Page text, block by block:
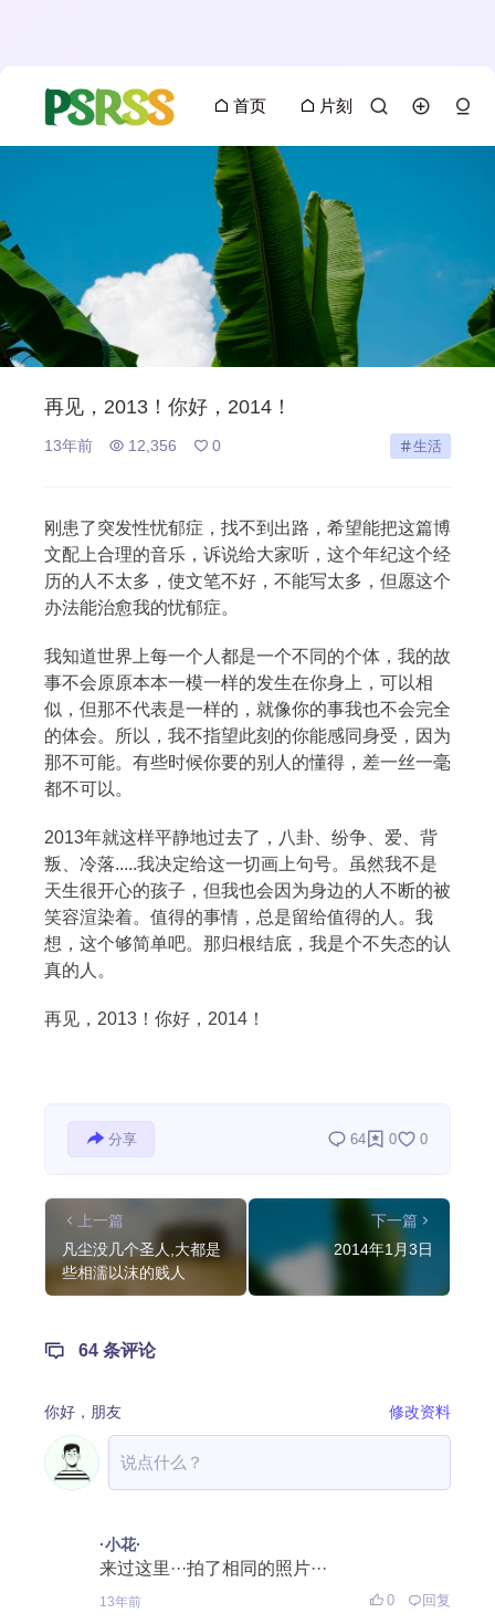
首页 片刻
搜索
热门分类
生活 音乐 微博 故事 杂志
再见，2013！你好，2014！
13年前 12,356 0 生活
刚患了突发性忧郁症，找不到出路，希望能把这篇博
文配上合理的音乐，诉说给大家听，这个年纪这个经
历的人不太多，使文笔不好，不能写太多，但愿这个
办法能治愈我的忧郁症。
我知道世界上每一个人都是一个不同的个体，我的故
事不会原原本本一模一样的发生在你身上，可以相
似，但那不代表是一样的，就像你的事我也不会完全
的体会。所以，我不指望此刻的你能感同身受，因为
那不可能。有些时候你要的别人的懂得，差一丝一毫
都不可以。
2013年就这样平静地过去了，八卦、纷争、爱、背
叛、冷落.....我决定给这一切画上句号。虽然我不是
天生很开心的孩子，但我也会因为身边的人不断的被
笑容渲染着。值得的事情，总是留给值得的人。我
想，这个够简单吧。那归根结底，我是个不失态的认
真的人。
再见，2013！你好，2014！
分享 64 0 0
上一篇
凡尘没几个圣人,大都是
些相濡以沫的贱人
下一篇
2014年1月3日
64 条评论
你好， 朋友 修改资料
·小花·
来过这里···拍了相同的照片···
13年前 0 回复